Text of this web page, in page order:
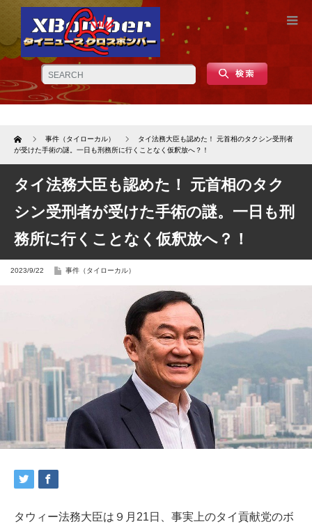
Home 事件（タイローカル）
タイ法務大臣も認めた！ 元首相のタクシン受刑者
が受けた手術の謎。一日も刑務所に行くことなく仮釈放へ？！
タイ法務大臣も認めた！ 元首相のタク
シン受刑者が受けた手術の謎。一日も刑
務所に行くことなく仮釈放へ？！
2023/9/22 事件（タイローカル）
タウィー法務大臣は９ 月21日、事実上のタイ貢献党のボ